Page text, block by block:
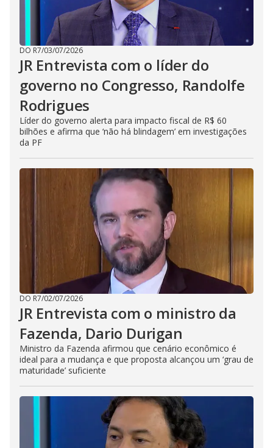
DO R7/03/07/2026
JR Entrevista com o líder do
governo no Congresso, Randolfe
Rodrigues
Líder do governo alerta para impacto fiscal de R$ 60
bilhões e afirma que ‘não há blindagem’ em investigações
da PF
DO R7/02/07/2026
JR Entrevista com o ministro da
Fazenda, Dario Durigan
Ministro da Fazenda afirmou que cenário econômico é
ideal para a mudança e que proposta alcançou um ‘grau de
maturidade’ suficiente